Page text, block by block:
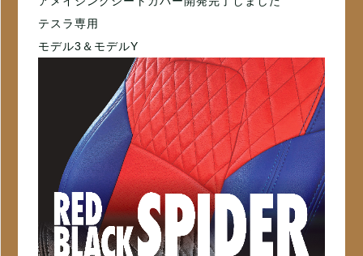
テスラ専用
モデル3＆モデルY